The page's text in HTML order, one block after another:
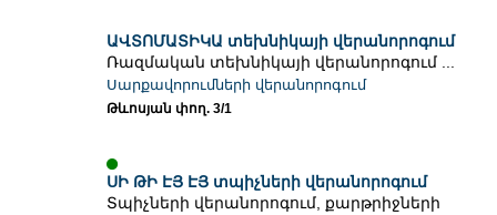
ԱՎՏՈՄԱՏԻԿԱ տեխնիկայի վերանորոգում
Ռազմական տեխնիկայի վերանորոգում ...
Սարքավորումների վերանորոգում
Թևոսյան փող. 3/1
ՍԻ ԹԻ ԷՅ ԷՅ տպիչների վերանորոգում
Տպիչների վերանորոգում, քարթրիջների